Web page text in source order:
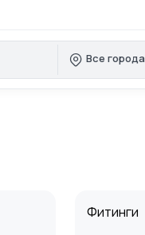
Все города
Фитинги